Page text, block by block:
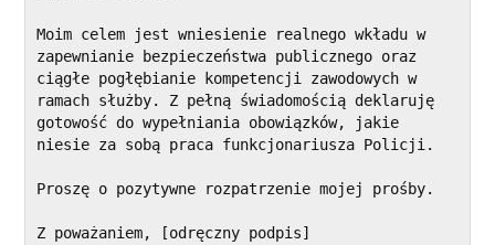
Moim celem jest wniesienie realnego wkładu w
zapewnianie bezpieczeństwa publicznego oraz
ciągłe pogłębianie kompetencji zawodowych w
ramach służby. Z pełną świadomością deklaruję
gotowość do wypełniania obowiązków, jakie
niesie za sobą praca funkcjonariusza Policji.
Proszę o pozytywne rozpatrzenie mojej prośby.
Z poważaniem, [odręczny podpis]